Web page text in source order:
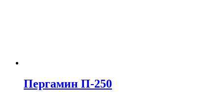
Пергамин П-250